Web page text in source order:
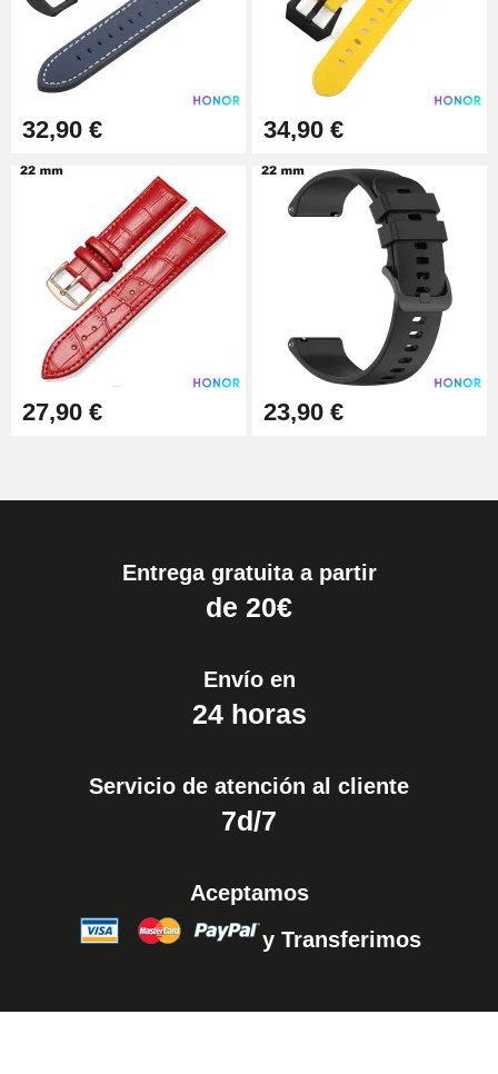
Quita correas fácil
32,90 € 34,90 €
27,90 € 23,90 €
Entrega gratuita a partir
de 20€
Envío en
24 horas
Servicio de atención al cliente
7d/7
Aceptamos
y Transferimos